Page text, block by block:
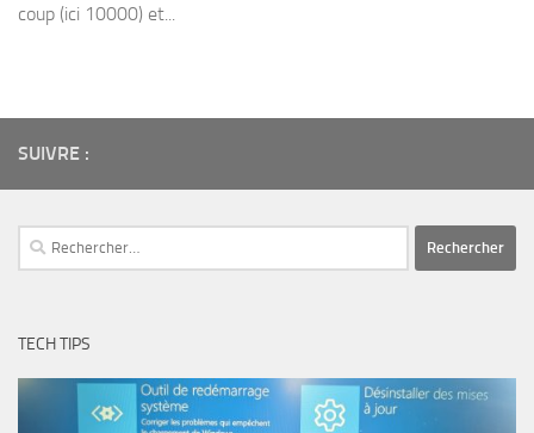
coup (ici 10000) et...
SUIVRE :
Rechercher :
TECH TIPS